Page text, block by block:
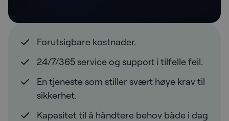
Forutsigbare kostnader.
24/7/365 service og support i tilfelle feil.
En tjeneste som stiller svært høye krav til
sikkerhet.
Kapasitet til å håndtere behov både i dag